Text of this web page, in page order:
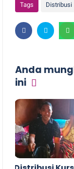
Tags Distribusi
Anda
ini